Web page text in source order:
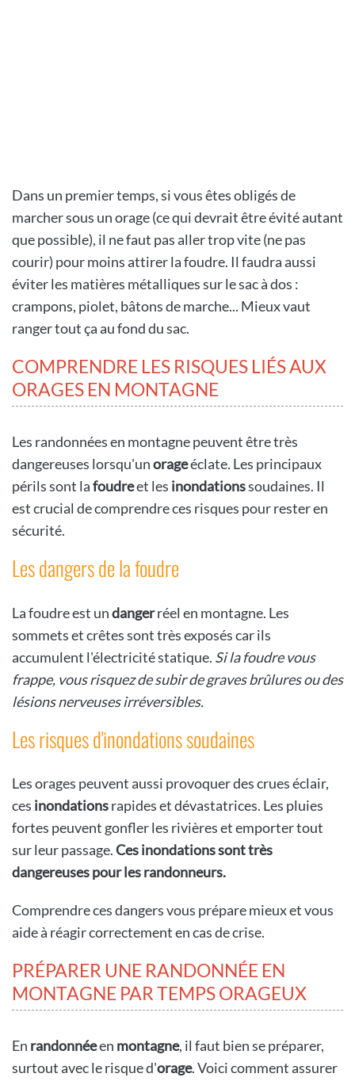
Dans un premier temps, si vous êtes obligés de
marcher sous un orage (ce qui devrait être évité autant
que possible), il ne faut pas aller trop vite (ne pas
courir) pour moins attirer la foudre. Il faudra aussi
éviter les matières métalliques sur le sac à dos :
crampons, piolet, bâtons de marche... Mieux vaut
ranger tout ça au fond du sac.
COMPRENDRE LES RISQUES LIÉS AUX
ORAGES EN MONTAGNE
Les randonnées en montagne peuvent être très
dangereuses lorsqu'unorageéclate. Les principaux
périls sont lafoudreet les inondationssoudaines. Il
est crucial de comprendre ces risques pour rester en
sécurité.
Les dangers de la foudre
La foudre est undangerréel en montagne. Les
sommets et crêtes sont très exposés car ils
accumulent l'électricité statique. Si la foudre vous
frappe, vous risquez de subir de graves brûlures ou des
lésions nerveuses irréversibles.
Les risques d'inondations soudaines
Les orages peuvent aussi provoquer des crues éclair,
ces inondationsrapides et dévastatrices. Les pluies
fortes peuvent gonfler les rivières et emporter tout
sur leur passage.Ces inondations sont très
dangereuses pour les randonneurs.
Comprendre ces dangers vous prépare mieux et vous
aide à réagir correctement en cas de crise.
PRÉPARER UNE RANDONNÉE EN
MONTAGNE PAR TEMPS ORAGEUX
En randonnéeen montagne, il faut bien se préparer,
surtout avec le risque d'orage. Voici comment assurer